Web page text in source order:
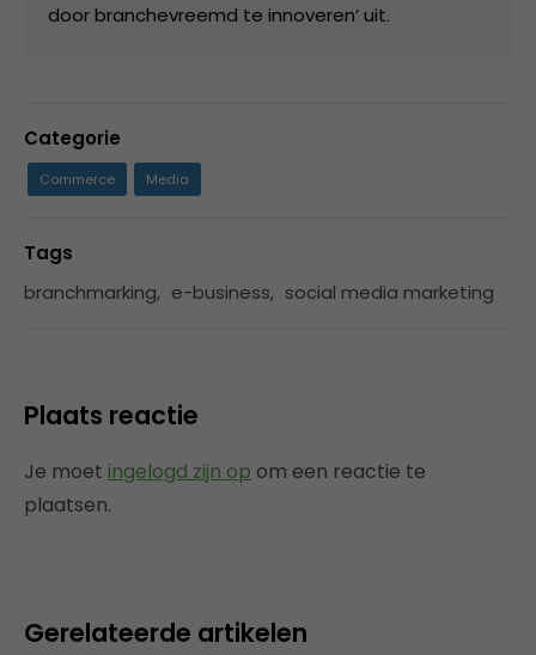
door branchevreemd te innoveren’ uit.
Categorie
Commerce Media
Tags
branchmarking, e-business, social media marketing
Plaats reactie
Je moet ingelogd zijn op om een reactie te
plaatsen.
Gerelateerde artikelen